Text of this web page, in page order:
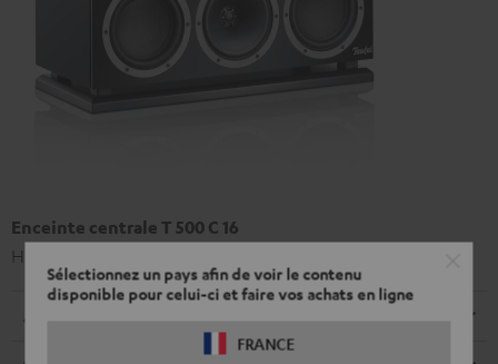
Sélectionnez un pays afin de voir le contenu
disponible pour celui-ci et faire vos achats en ligne
FRANCE
Enceinte centrale T 500 C 16
Haut-parleur central haut de gamme